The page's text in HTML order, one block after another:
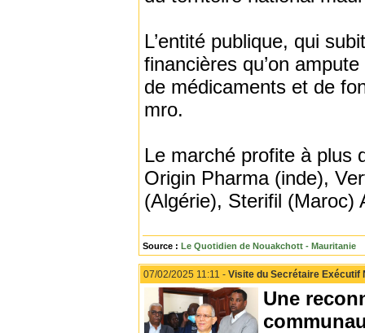
L’entité publique, qui
financières qu’on
de médicaments et de
mro.
Le marché profite à plus
Origin Pharma (inde),
(Algérie), Sterifil
Source : Le Quotidien de Nouakchott - Mauritanie
07/02/2025 11:11 - Visite du Secrétaire Exécutif
Une